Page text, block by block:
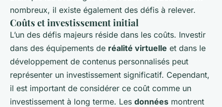
nombreux, il existe également des défis à relever.
Coûts et investissement initial
L’un des défis majeurs réside dans les coûts. Investir
dans des équipements de réalité virtuelle et dans le
développement de contenus personnalisés peut
représenter un investissement significatif. Cependant,
il est important de considérer ce coût comme un
investissement à long terme. Les données montrent